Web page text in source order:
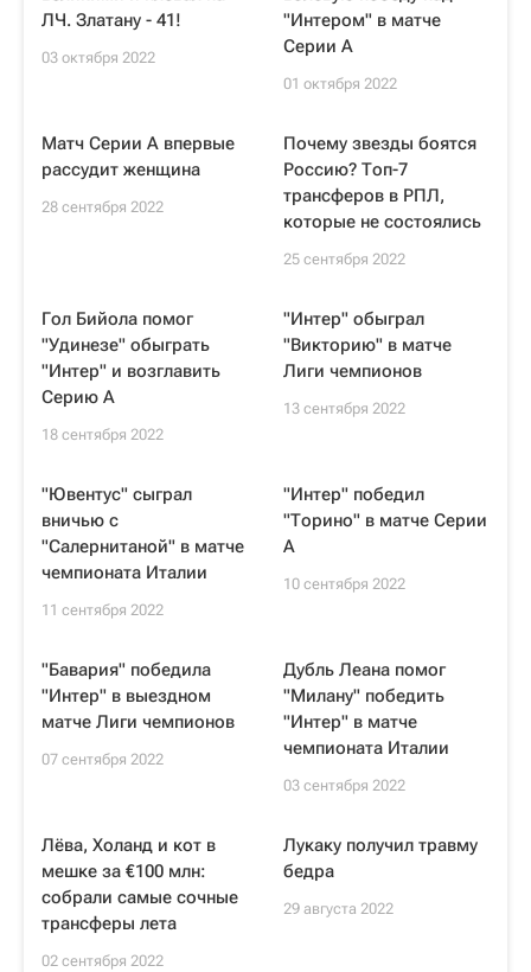
ЛЧ. Златану - 41!
03 октября 2022
"Интером" в матче
Серии А
01 октября 2022
Матч Серии A впервые
рассудит женщина
28 сентября 2022
Почему звезды боятся
Россию? Топ-7
трансферов в РПЛ,
которые не состоялись
25 сентября 2022
Гол Бийола помог
"Удинезе" обыграть
"Интер" и возглавить
Серию А
18 сентября 2022
"Интер" обыграл
"Викторию" в матче
Лиги чемпионов
13 сентября 2022
"Ювентус" сыграл
вничью с
"Салернитаной" в матче
чемпионата Италии
11 сентября 2022
"Интер" победил
"Торино" в матче Серии
А
10 сентября 2022
"Бавария" победила
"Интер" в выездном
матче Лиги чемпионов
07 сентября 2022
Дубль Леана помог
"Милану" победить
"Интер" в матче
чемпионата Италии
03 сентября 2022
Лёва, Холанд и кот в
мешке за €100 млн:
собрали самые сочные
трансферы лета
02 сентября 2022
Лукаку получил травму
бедра
29 августа 2022